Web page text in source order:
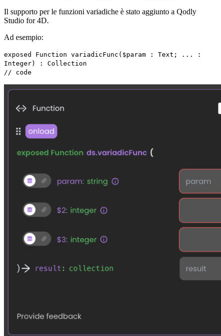
Il supporto per le funzioni variadiche è stato aggiunto a Qodly
Studio for 4D.
Ad esempio:
exposed Function variadicFunc ( $param : Text ; ... :
Integer) : Collection
// code